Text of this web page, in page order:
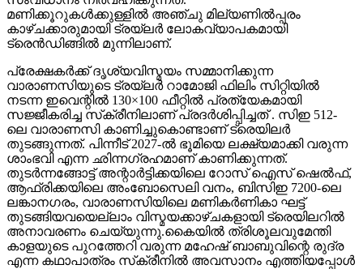
ട്രെൻഡിങ്ങിൽ മുന്നിലാണ്.
പ്രേക്ഷകർക്ക് ദൃശ്യവിസ്മയം സമ്മാനിക്കുന്ന
നടന്ന ഇവെന്റിൽ 130×100 ഫീറ്റിൽ പ്രത്യേകമായി
സജ്ജീകരിച്ച സ്‌ക്രീനിലാണ് പ്രദർശിപ്പിച്ചത് . സിഇ 512-
ലെ വാരാണസി കാണിച്ചുകൊണ്ടാണ് ട്രെയിലര്‍
തുടങ്ങുന്നത്. പിന്നീട് 2027-ല്‍ ഭൂമിയെ ലക്ഷ്യമാക്കി വരുന്ന
ശാംഭവി എന്ന ഛിന്നഗ്രഹമാണ് കാണിക്കുന്നത്.
തുടര്‍ന്നങ്ങോട്ട് അന്റാര്‍ട്ടിക്കയിലെ റോസ് ഐസ് ഷെല്‍ഫ്,
ആഫ്രിക്കയിലെ അംബോസെലി വനം, ബിസിഇ 7200-ലെ
ലങ്കാനഗരം, വാരാണസിയിലെ മണികര്‍ണികാ ഘട്ട്
തുടങ്ങിയവയെല്ലാം വിസ്മയക്കാഴ്ചകളായി ട്രെയിലറില്‍
അനാവരണം ചെയ്യുന്നു.കൈയില്‍ ത്രിശൂലവുമേന്തി
കാളയുടെ പുറത്തേറി വരുന്ന മഹേഷ് ബാബുവിന്റെ രുദ്ര
എന്ന കഥാപാത്രം സ്‌ക്രീനിൽ അവസാനം എത്തിയപ്പോൾ
വേദിയിലും മഹേഷ് ബാബു കാളയുടെ പുറത്തു എൻട്രി
ചെയ്തപ്പോൾ അറുപത്തിനായിരത്തിൽപ്പരം കാഴ്ചക്കാർ